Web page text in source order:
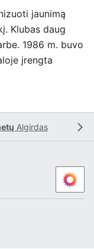
jaunimą
Klubas daug
1986 m. buvo
įrengta
Algirdas